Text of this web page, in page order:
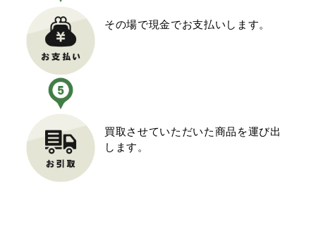
その場で現金でお支払いします。
買取させていただいた商品を運び出
します。